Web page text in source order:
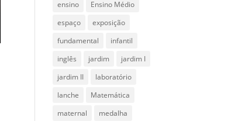
ensino
Ensino Médio
espaço
exposição
fundamental
infantil
inglês
jardim
jardim I
jardim II
laboratório
lanche
Matemática
maternal
medalha